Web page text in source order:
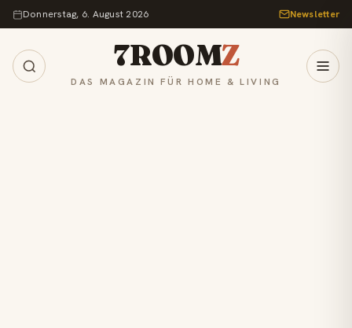
Zum Inhalt springen
Donnerstag, 6. August 2026 Newsletter
7ROOMZ
DAS MAGAZIN FÜR HOME & LIVING